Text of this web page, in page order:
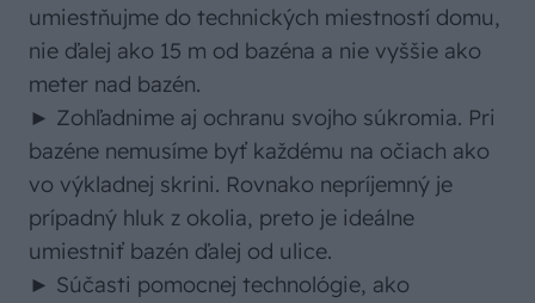
umiestňujme do technických miestností domu,
nie ďalej ako 15 m od bazéna a nie vyššie ako
meter nad bazén.
► Zohľadnime aj ochranu svojho súkromia. Pri
bazéne nemusíme byť každému na očiach ako
vo výkladnej skrini. Rovnako nepríjemný je
prípadný hluk z okolia, preto je ideálne
umiestniť bazén ďalej od ulice.
► Súčasti pomocnej technológie, ako